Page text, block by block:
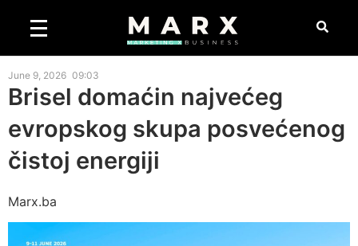
June 9, 2026 09:03
Brisel domaćin najvećeg
evropskog skupa posvećenog
čistoj energiji
Marx.ba